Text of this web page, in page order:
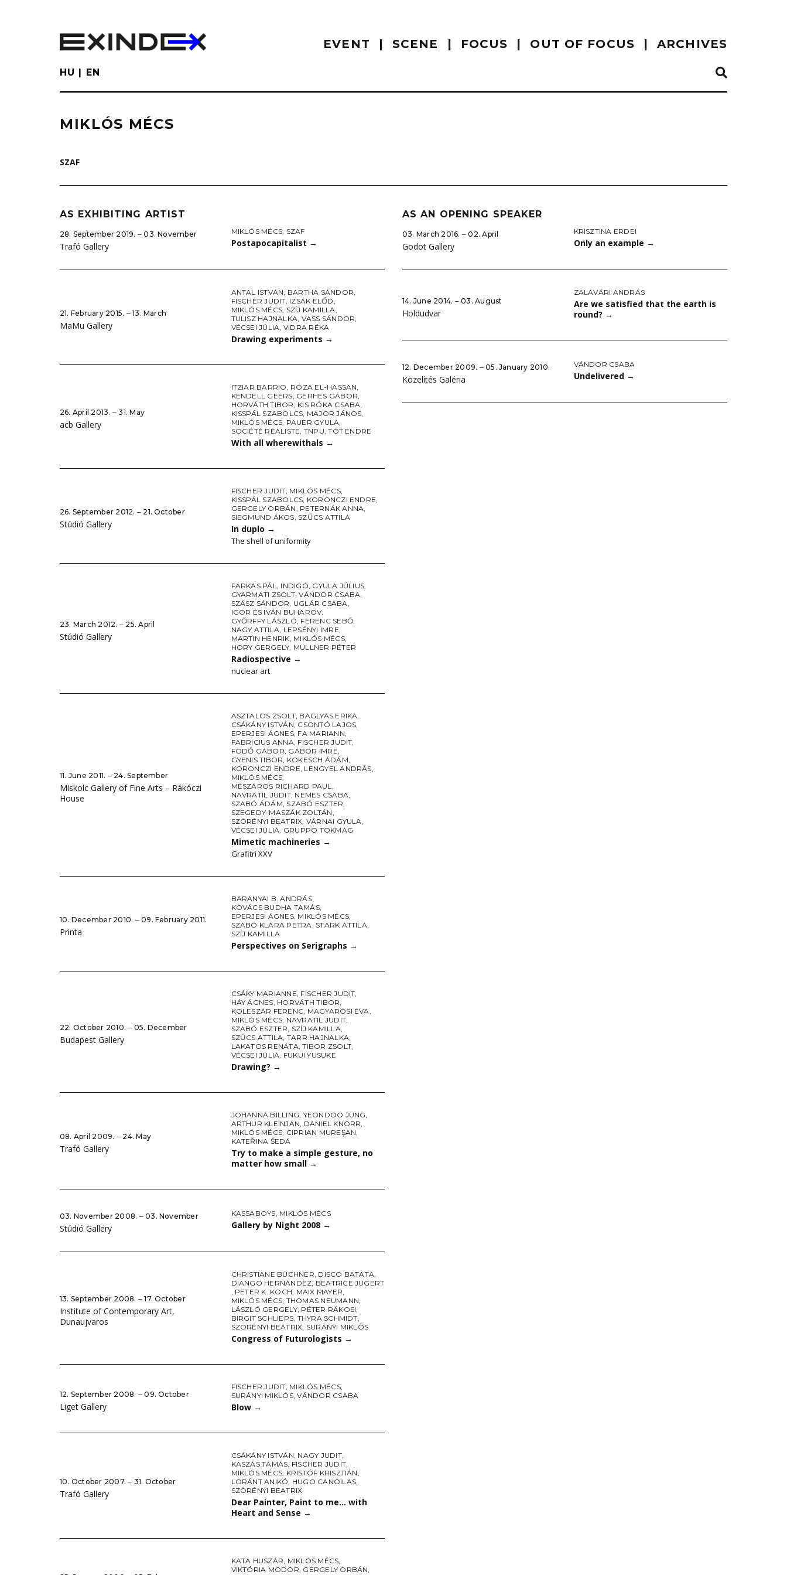
EVENT SCENE FOCUS OUT OF FOCUS ARCHIVES
HU EN
MIKLÓS MÉCS
SZAF
AS EXHIBITING ARTIST
28. September 2019. ‒ 03. November
Trafó Gallery
MIKLÓS MÉCS SZAF
Postapocapitalist →
21. February 2015. ‒ 13. March
MaMu Gallery
ANTAL ISTVÁN, BARTHA SÁNDOR,
FISCHER JUDIT, IZSÁK ELŐD,
MIKLÓS MÉCS, SZÍJ KAMILLA,
TULISZ HAJNALKA, VASS SÁNDOR,
VÉCSEI JÚLIA, VIDRA RÉKA
Drawing experiments →
26. April 2013. ‒ 31. May
acb Gallery
ITZIAR BARRIO, RÓZA EL-HASSAN,
KENDELL GEERS, GERHES GÁBOR,
HORVÁTH TIBOR, KIS RÓKA CSABA,
KISSPÁL SZABOLCS, MAJOR JÁNOS,
MIKLÓS MÉCS, PAUER GYULA,
SOCIÉTÉ RÉALISTE, TNPU,TÓT ENDRE
With all wherewithals →
26. September 2012. ‒ 21. October
Stúdió Gallery
FISCHER JUDIT, MIKLÓS MÉCS,
KISSPÁL SZABOLCS, KORONCZI ENDRE,
GERGELY ORBÁN, PETERNÁK ANNA,
SIEGMUND ÁKOS, SZŰCS ATTILA
In duplo →
The shell of uniformity
23. March 2012. ‒ 25. April
Stúdió Gallery
FARKAS PÁL, INDIGÓ, GYULA JÚLIUS,
GYARMATI ZSOLT,VÁNDOR CSABA,
SZÁSZ SÁNDOR, UGLÁR CSABA,
IGOR ÉS IVÁN BUHAROV,
GYŐRFFY LÁSZLÓ, FERENC SEBŐ,
NAGY ATTILA, LEPSÉNYI IMRE,
MARTIN HENRIK, MIKLÓS MÉCS,
HORY GERGELY, MÜLLNER PÉTER
Radiospective →
nuclear art
11. June 2011. ‒ 24. September
Miskolc Gallery of Fine Arts – Rákóczi
House
ASZTALOS ZSOLT, BAGLYAS ERIKA,
CSÁKÁNY ISTVÁN, CSONTÓ LAJOS,
EPERJESI ÁGNES, FA MARIANN,
FABRICIUS ANNA, FISCHER JUDIT,
FÖDŐ GÁBOR, GÁBOR IMRE,
GYENIS TIBOR, KOKESCH ÁDÁM,
KORONCZI ENDRE, LENGYEL ANDRÁS,
MIKLÓS MÉCS,
MÉSZÁROS RICHARD PAUL,
NAVRATIL JUDIT, NEMES CSABA,
SZABÓ ÁDÁM, SZABÓ ESZTER,
SZEGEDY-MASZÁK ZOLTÁN,
SZÖRÉNYI BEATRIX, VÁRNAI GYULA,
VÉCSEI JÚLIA, GRUPPO TÖKMAG
Mimetic machineries →
Grafitri XXV
10. December 2010. ‒ 09. February 2011.
Printa
BARANYAI B. ANDRÁS,
KOVÁCS BUDHA TAMÁS,
EPERJESI ÁGNES, MIKLÓS MÉCS,
SZABÓ KLÁRA PETRA, STARK ATTILA,
SZÍJ KAMILLA
Perspectives on Serigraphs →
22. October 2010. ‒ 05. December
Budapest Gallery
CSÁKY MARIANNE, FISCHER JUDIT,
HÁY ÁGNES, HORVÁTH TIBOR,
KOLESZÁR FERENC, MAGYARÓSI ÉVA,
MIKLÓS MÉCS, NAVRATIL JUDIT,
SZABÓ ESZTER, SZÍJ KAMILLA,
SZŰCS ATTILA, TARR HAJNALKA,
LAKATOS RENÁTA,TIBOR ZSOLT,
VÉCSEI JÚLIA, FUKUI YUSUKE
Drawing? →
08. April 2009. ‒ 24. May
Trafó Gallery
JOHANNA BILLING, YEONDOO JUNG,
ARTHUR KLEINJAN, DANIEL KNORR,
MIKLÓS MÉCS, CIPRIAN MUREŞAN,
KATEŘINA ŠEDÁ
Try to make a simple gesture, no
matter how small →
03. November 2008. ‒ 03. November
Stúdió Gallery
KASSABOYS MIKLÓS MÉCS
Gallery by Night 2008 →
13. September 2008. ‒ 17. October
Institute of Contemporary Art,
Dunaujvaros
CHRISTIANE BÜCHNER, DISCO BATATA,
DIANGO HERNÁNDEZ, BEATRICE JUGERT
, PETER K. KOCH, MAIX MAYER,
MIKLÓS MÉCS, THOMAS NEUMANN,
LÁSZLÓ GERGELY, PÉTER RÁKOSI,
BIRGIT SCHLIEPS, THYRA SCHMIDT,
SZÖRÉNYI BEATRIX, SURÁNYI MIKLÓS
Congress of Futurologists →
12. September 2008. ‒ 09. October
Liget Gallery
FISCHER JUDIT, MIKLÓS MÉCS,
SURÁNYI MIKLÓS,VÁNDOR CSABA
Blow →
10. October 2007. ‒ 31. October
Trafó Gallery
CSÁKÁNY ISTVÁN, NAGY JUDIT,
KASZÁS TAMÁS, FISCHER JUDIT,
MIKLÓS MÉCS, KRISTÓF KRISZTIÁN,
LORÁNT ANIKÓ, HUGO CANOILAS,
SZÖRÉNYI BEATRIX
Dear Painter, Paint to me… with
Heart and Sense →
KATA HUSZÁR, MIKLÓS MÉCS,
VIKTÓRIA MODOR, GERGELY ORBÁN,
AS AN OPENING SPEAKER
03. March 2016. ‒ 02. April
Godot Gallery
KRISZTINA ERDEI
Only an example →
14. June 2014. ‒ 03. August
Holdudvar
ZALAVÁRI ANDRÁS
Are we satisfied that the earth is
round? →
12. December 2009. ‒ 05. January 2010.
Közelítés Galéria
VÁNDOR CSABA
Undelivered →